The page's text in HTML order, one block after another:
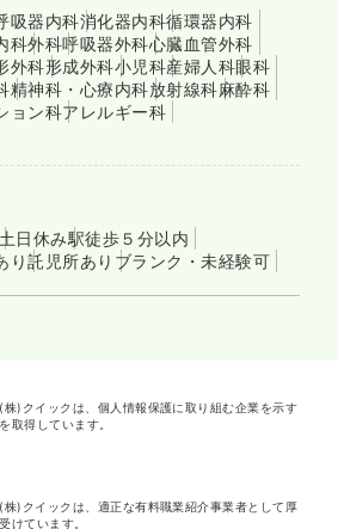
吸器内科消化器内科循環器内科
科外科呼吸器外科心臓血管外科
外科形成外科小児科産婦人科眼科
精神科・心療内科放射線科麻酔科
ョン科アレルギー科
土日休み駅徒歩５分以内
り託児所あり ブランク・未経験可
)クイックは、個人情報保護に取り組む企業を示す
取得しています。
)クイックは、適正な有料職業紹介事業者として厚
けています。